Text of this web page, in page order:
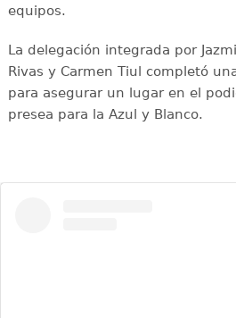
equipos.
La delegación integrada por
Rivas y Carmen Tiul completó
para asegurar un lugar en el
presea para la Azul y Blanco.